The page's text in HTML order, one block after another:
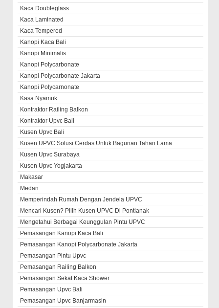
Kaca Doubleglass
Kaca Laminated
Kaca Tempered
Kanopi Kaca Bali
Kanopi Minimalis
Kanopi Polycarbonate
Kanopi Polycarbonate Jakarta
Kanopi Polycarnonate
Kasa Nyamuk
Kontraktor Railing Balkon
Kontraktor Upvc Bali
Kusen Upvc Bali
Kusen UPVC Solusi Cerdas Untuk Bagunan Tahan Lama
Kusen Upvc Surabaya
Kusen Upvc Yogjakarta
Makasar
Medan
Memperindah Rumah Dengan Jendela UPVC
Mencari Kusen? Pilih Kusen UPVC Di Pontianak
Mengetahui Berbagai Keunggulan Pintu UPVC
Pemasangan Kanopi Kaca Bali
Pemasangan Kanopi Polycarbonate Jakarta
Pemasangan Pintu Upvc
Pemasangan Railing Balkon
Pemasangan Sekat Kaca Shower
Pemasangan Upvc Bali
Pemasangan Upvc Banjarmasin